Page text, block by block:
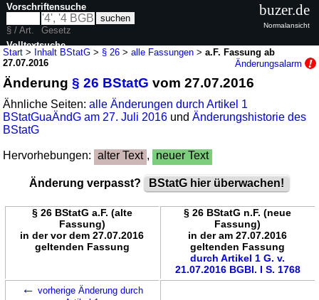
Start > Inhalt BStatG > § 26 >alle Fassungen >a.F. Fassung ab
27.07.2016
Änderungsalarm
Änderung§ 26 BStatG vom 27.07.2016
Ähnliche Seiten:alle Änderungen durch Artikel 1
BStatGuaÄndG am 27. Juli 2016 undÄnderungshistorie des
BStatG
Hervorhebungen: alter Text , neuer Text
Änderung verpasst? BStatG hier überwachen!
§ 26 BStatG a.F. (alte
Fassung)
in der vor dem 27.07.2016
geltenden Fassung
§ 26 BStatG n.F. (neue
Fassung)
in der am 27.07.2016
geltenden Fassung
durch Artikel 1 G. v.
21.07.2016 BGBl. I S. 1768
← vorherige Änderung durch
Vorschriftensuche
§ / Art.
Gesetz
Volltextsuche
buzer.de
Normalansicht